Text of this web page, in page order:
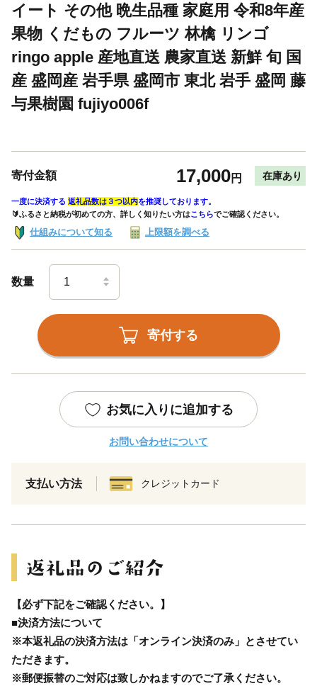
イート その他 晩生品種 家庭用 令和8年産
果物 くだもの フルーツ 林檎 リンゴ
ringo apple 産地直送 農家直送 新鮮 旬 国
産 盛岡産 岩手県 盛岡市 東北 岩手 盛岡 藤
与果樹園 fujiyo006f
寄付金額 17,000円 在庫あり
一度に決済する 返礼品数は３つ以内を推奨しております。
🔰ふるさと納税が初めての方、詳しく知りたい方はこちらでご確認ください。
仕組みについて知る 上限額を調べる
数量
寄付する
お気に入りに追加する
お問い合わせについて
支払い方法 クレジットカード
【必ず下記をご確認ください。】
■決済方法について
※本返礼品の決済方法は「オンライン決済のみ」とさせてい
ただきます。
※郵便振替のご対応は致しかねますのでご了承ください。